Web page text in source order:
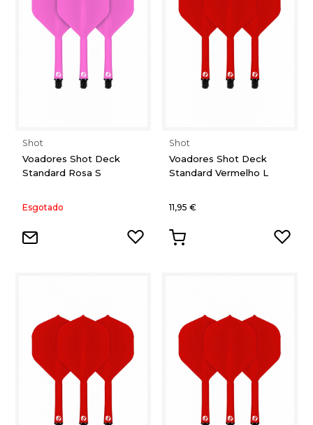
Shot
Voadores Shot Deck
Standard Rosa S
Esgotado
Shot
Voadores Shot Deck
Standard Vermelho L
11,95 €